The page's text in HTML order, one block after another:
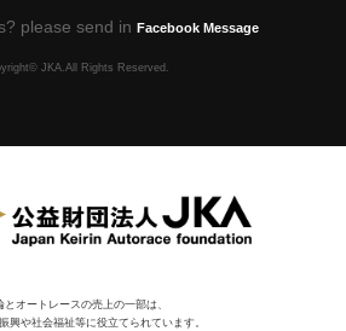
please send in Facebook Message
JKA.All Rights Reserved.
とオートレースの売上の一部は、
興や社会福祉等に役⽴てられています。